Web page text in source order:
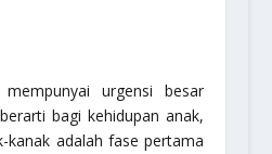
mempunyai urgensi besar
bagi kehidupan anak,
kanak adalah fase pertama